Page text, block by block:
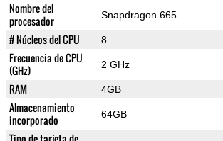
Nombre del
procesador
Snapdragon 665
# Núcleos del CPU 8
Frecuencia de CPU
(GHz)
2 GHz
RAM 4GB
Almacenamiento
incorporado
64GB